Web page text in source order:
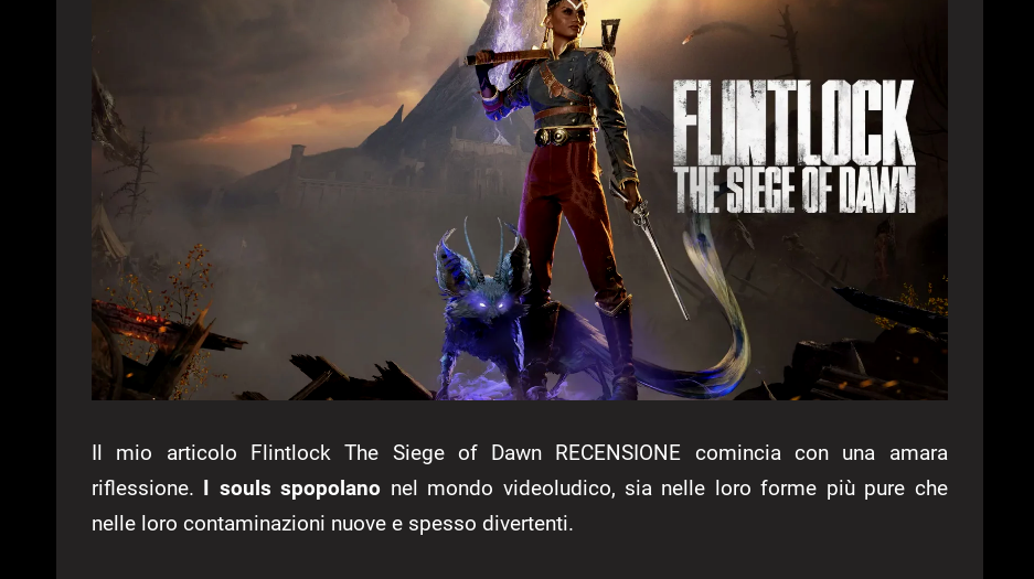
Il mio articolo Flintlock The Siege of Dawn RECENSIONE comincia con una amara
riflessione. I souls spopolano nel mondo videoludico, sia nelle loro forme più pure che
nelle loro contaminazioni nuove e spesso divertenti.